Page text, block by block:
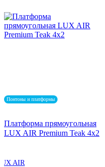
Понтоны и платформы
Платформа прямоугольная
LUX AIR Premium Teak 4x2
AIR